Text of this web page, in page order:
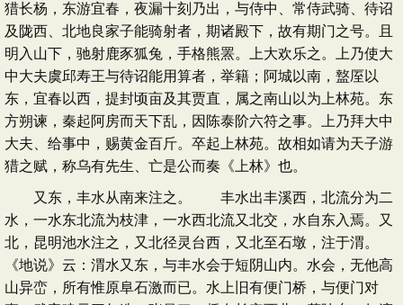
猎长杨，东游宜春，夜漏十刻乃出，与侍中、常侍武骑、待诏
及陇西、北地良家子能骑射者，期诸殿下，故有期门之号。且
明入山下，驰射鹿豕狐兔，手格熊罴。上大欢乐之。上乃使大
中大夫虞邱寿王与待诏能用算者，举籍；阿城以南，盩厔以
东，宜春以西，提封顷亩及其贾直，属之南山以为上林苑。东
方朔谏，秦起阿房而天下乱，因陈泰阶六符之事。上乃拜大中
大夫、给事中，赐黄金百斤。卒起上林苑。故相如请为天子游
猎之赋，称乌有先生、亡是公而奏《上林》也。
又东，丰水从南来注之。 丰水出丰溪西，北流分为二
水，一水东北流为枝津，一水西北流又北交，水自东入焉。又
北，昆明池水注之，又北径灵台西，又北至石墩，注于渭。
《地说》云：渭水又东，与丰水会于短阴山内。水会，无他高
山异峦，所有惟原阜石激而已。水上旧有便门桥，与便门对